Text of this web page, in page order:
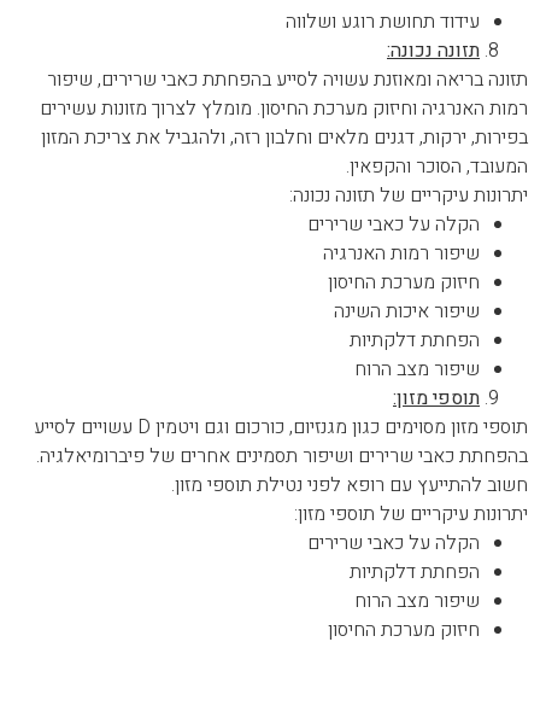
עידוד תחושת רוגע ושלווה
תזונה נכונה:
תזונה בריאה ומאוזנת עשויה לסייע בהפחתת כאבי שרירים, שיפור
רמות האנרגיה וחיזוק מערכת החיסון. מומלץ לצרוך מזונות עשירים
בפירות, ירקות, דגנים מלאים וחלבון רזה, ולהגביל את צריכת המזון
המעובד, הסוכר והקפאין.
יתרונות עיקריים של תזונה נכונה:
הקלה על כאבי שרירים
שיפור רמות האנרגיה
חיזוק מערכת החיסון
שיפור איכות השינה
הפחתת דלקתיות
שיפור מצב הרוח
תוספי מזון:
תוספי מזון מסוימים כגון מגנזיום, כורכום וגם ויטמין D עשויים לסייע
בהפחתת כאבי שרירים ושיפור תסמינים אחרים של פיברומיאלגיה.
חשוב להתייעץ עם רופא לפני נטילת תוספי מזון.
יתרונות עיקריים של תוספי מזון:
הקלה על כאבי שרירים
הפחתת דלקתיות
שיפור מצב הרוח
חיזוק מערכת החיסון